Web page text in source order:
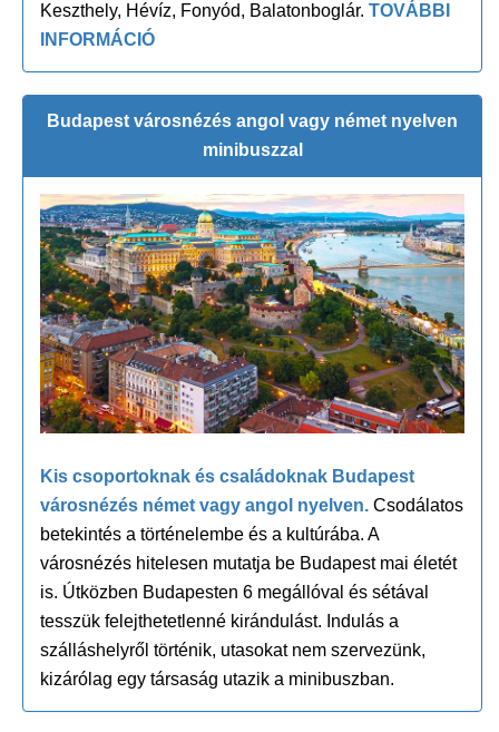
Keszthely, Hévíz, Fonyód, Balatonboglár. TOVÁBBI
INFORMÁCIÓ
Budapest városnézés angol vagy német nyelven
minibuszzal
Kis csoportoknak és családoknak Budapest
városnézés német vagy angol nyelven. Csodálatos
betekintés a történelembe és a kultúrába. A
városnézés hitelesen mutatja be Budapest mai életét
is. Útközben Budapesten 6 megállóval és sétával
tesszük felejthetetlenné kirándulást. Indulás a
szálláshelyről történik, utasokat nem szervezünk,
kizárólag egy társaság utazik a minibuszban.